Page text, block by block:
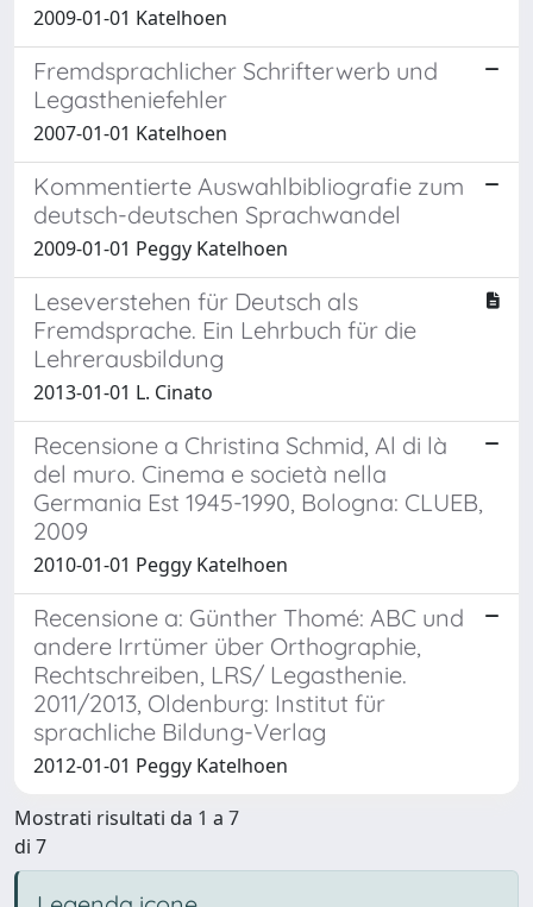
2009-01-01 Katelhoen
Fremdsprachlicher Schrifterwerb und
Legastheniefehler
2007-01-01 Katelhoen
Kommentierte Auswahlbibliografie zum
deutsch-deutschen Sprachwandel
2009-01-01 Peggy Katelhoen
Leseverstehen für Deutsch als
Fremdsprache. Ein Lehrbuch für die
Lehrerausbildung
2013-01-01 L. Cinato
Recensione a Christina Schmid, Al di là
del muro. Cinema e società nella
Germania Est 1945-1990, Bologna: CLUEB,
2009
2010-01-01 Peggy Katelhoen
Recensione a: Günther Thomé: ABC und
andere Irrtümer über Orthographie,
Rechtschreiben, LRS/ Legasthenie.
2011/2013, Oldenburg: Institut für
sprachliche Bildung-Verlag
2012-01-01 Peggy Katelhoen
Mostrati risultati da 1 a 7
di 7